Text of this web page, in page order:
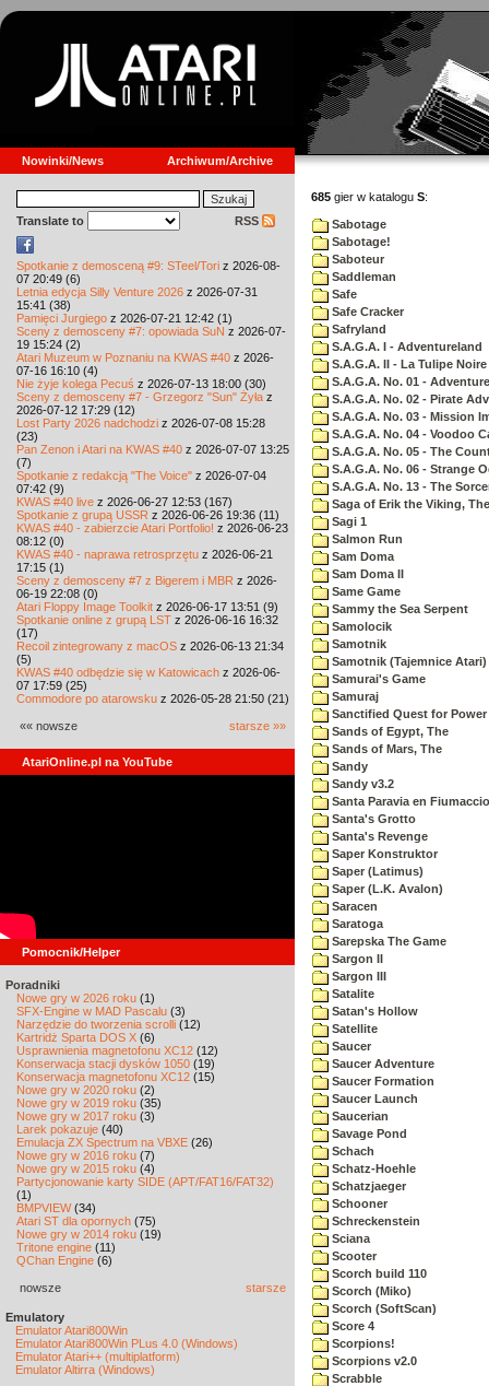
Nowinki/News Archiwum/Archive
Translate to RSS
Spotkanie z demosceną #9: STeel/Tori z 2026-08-
07 20:49 (6)
Letnia edycja Silly Venture 2026 z 2026-07-31
15:41 (38)
Pamięci Jurgiego z 2026-07-21 12:42 (1)
Sceny z demosceny #7: opowiada SuN z 2026-07-
19 15:24 (2)
Atari Muzeum w Poznaniu na KWAS #40 z 2026-
07-16 16:10 (4)
Nie żyje kolega Pecuś z 2026-07-13 18:00 (30)
Sceny z demosceny #7 - Grzegorz "Sun" Żyła z
2026-07-12 17:29 (12)
Lost Party 2026 nadchodzi z 2026-07-08 15:28
(23)
Pan Zenon i Atari na KWAS #40 z 2026-07-07 13:25
(7)
Spotkanie z redakcją "The Voice" z 2026-07-04
07:42 (9)
KWAS #40 live z 2026-06-27 12:53 (167)
Spotkanie z grupą USSR z 2026-06-26 19:36 (11)
KWAS #40 - zabierzcie Atari Portfolio! z 2026-06-23
08:12 (0)
KWAS #40 - naprawa retrosprzętu z 2026-06-21
17:15 (1)
Sceny z demosceny #7 z Bigerem i MBR z 2026-
06-19 22:08 (0)
Atari Floppy Image Toolkit z 2026-06-17 13:51 (9)
Spotkanie online z grupą LST z 2026-06-16 16:32
(17)
Recoil zintegrowany z macOS z 2026-06-13 21:34
(5)
KWAS #40 odbędzie się w Katowicach z 2026-06-
07 17:59 (25)
Commodore po atarowsku z 2026-05-28 21:50 (21)
«« nowsze starsze »»
AtariOnline.pl na YouTube
Pomocnik/Helper
Poradniki
Nowe gry w 2026 roku (1)
SFX-Engine w MAD Pascalu (3)
Narzędzie do tworzenia scrolli (12)
Kartridż Sparta DOS X (6)
Usprawnienia magnetofonu XC12 (12)
Konserwacja stacji dysków 1050 (19)
Konserwacja magnetofonu XC12 (15)
Nowe gry w 2020 roku (2)
Nowe gry w 2019 roku (35)
Nowe gry w 2017 roku (3)
Larek pokazuje (40)
Emulacja ZX Spectrum na VBXE (26)
Nowe gry w 2016 roku (7)
Nowe gry w 2015 roku (4)
Partycjonowanie karty SIDE (APT/FAT16/FAT32)
(1)
BMPVIEW(34)
Atari ST dla opornych (75)
Nowe gry w 2014 roku (19)
Tritone engine (11)
QChan Engine (6)
nowsze starsze
Emulatory
Emulator Atari800Win
Emulator Atari800Win PLus 4.0 (Windows)
Emulator Atari++ (multiplatform)
Emulator Altirra (Windows)
685 gier w katalogu S:
Sabotage
Sabotage!
Saboteur
Saddleman
Safe
Safe Cracker
Safryland
S.A.G.A. I - Adventureland
S.A.G.A. II - La Tulipe Noire
S.A.G.A. No. 01 -
S.A.G.A. No. 02 - Pirate
S.A.G.A. No. 03 - Mission
S.A.G.A. No. 04 - Voodoo
S.A.G.A. No. 05 - The
S.A.G.A. No. 06 - Strange
S.A.G.A. No. 13 - The
Saga of Erik the Viking, The
Sagi 1
Salmon Run
Sam Doma
Sam Doma II
Same Game
Sammy the Sea Serpent
Samolocik
Samotnik
Samotnik (Tajemnice Atari)
Samurai's Game
Samuraj
Sanctified Quest for Power
Sands of Egypt, The
Sands of Mars, The
Sandy
Sandy v3.2
Santa Paravia en Fiumaccio
Santa's Grotto
Santa's Revenge
Saper Konstruktor
Saper (Latimus)
Saper (L.K. Avalon)
Saracen
Saratoga
Sarepska The Game
Sargon II
Sargon III
Satalite
Satan's Hollow
Satellite
Saucer
Saucer Adventure
Saucer Formation
Saucer Launch
Saucerian
Savage Pond
Schach
Schatz-Hoehle
Schatzjaeger
Schooner
Schreckenstein
Sciana
Scooter
Scorch build 110
Scorch (Miko)
Scorch (SoftScan)
Score 4
Scorpions!
Scorpions v2.0
Scrabble